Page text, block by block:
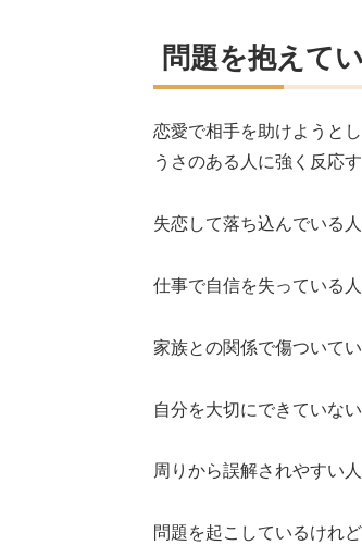
問題を抱えて
恋愛で相手を助けようと
うさのある人に強く反応
失恋して落ち込んでいる人
仕事で自信を失っている人
家族との関係で傷ついてい
自分を大切にできていない
周りから誤解されやすい人
問題を起こしているけれ